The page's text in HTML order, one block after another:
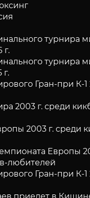
турнира
г.
турнира
г.
Гран-при К-1
2003 г. среди
2003 г. среди
Европы
любителей
Гран-при К-1